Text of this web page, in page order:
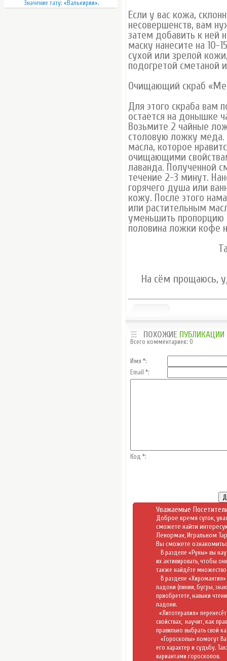
Значение тату: «Валькирии».
Если у вас кожа,
несовершенств, вам
затем добавить к ней
маску нанесите на 10-
сухой или зрелой
подогретой сметаной
Очищающий скраб
Для этого скраба вам
остается на донышке
Возьмите 2 чайные
столовую ложку
масла, которое
очищающими
лаванда. Полученной
течение 2-3 минут.
горячего душа или
кожу. После этого
или растительным
уменьшить
половина ложки кофе
На сём прощаюсь,
ПОХОЖИЕ ПУБЛИКАЦИИ
Всего комментариев: 0
Имя *:
Email *:
Код *:
Уважаемые
Доброе время суток,
сможете найти
Ленорман, Игральном
Вы сможете
В разделе « Руны» вы
их активировать, чтобы
также найдёте
В разделе «Хиромантия
ладони (линии, бугры,
приобретете, навыки
ладони.
«Литотерапия»
свойствах, научит, как
правильно выбрать свой
« Гороскопы» помогут
его характер и судьбу.
вариантами гороскопов.